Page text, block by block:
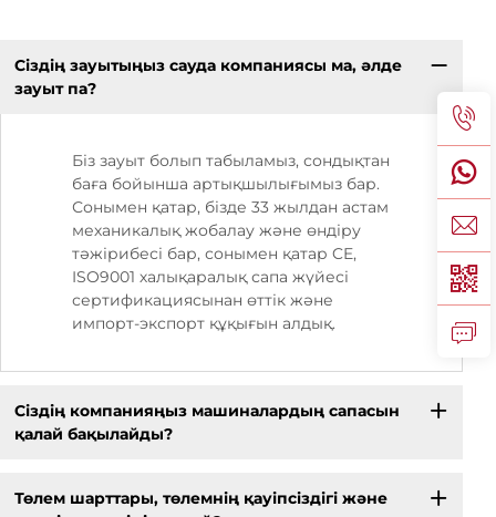
Сіздің зауытыңыз сауда компаниясы ма, әлде
зауыт па?
Біз зауыт болып табыламыз, сондықтан
баға бойынша артықшылығымыз бар.
Сонымен қатар, бізде 33 жылдан астам
механикалық жобалау және өндіру
тәжірибесі бар, сонымен қатар CE,
ISO9001 халықаралық сапа жүйесі
сертификациясынан өттік және
импорт-экспорт құқығын алдық.
Сіздің компанияңыз машиналардың сапасын
қалай бақылайды?
Төлем шарттары, төлемнің қауіпсіздігі және